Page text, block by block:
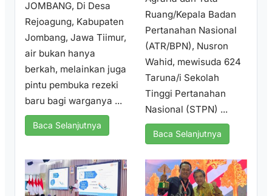
JOMBANG, Di Desa
Rejoagung, Kabupaten
Jombang, Jawa Tiimur,
air bukan hanya
berkah, melainkan juga
pintu pembuka rezeki
baru bagi warganya ...
Baca Selanjutnya
Ruang/Kepala Badan
Pertanahan Nasional
(ATR/BPN), Nusron
Wahid, mewisuda 624
Taruna/i Sekolah
Tinggi Pertanahan
Nasional (STPN) ...
Baca Selanjutnya